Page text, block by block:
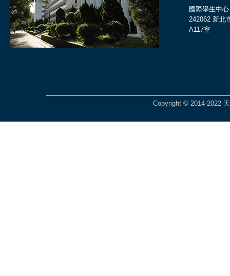
國際學生中心
242062 新北
A117室
Copyright © 2014-2022